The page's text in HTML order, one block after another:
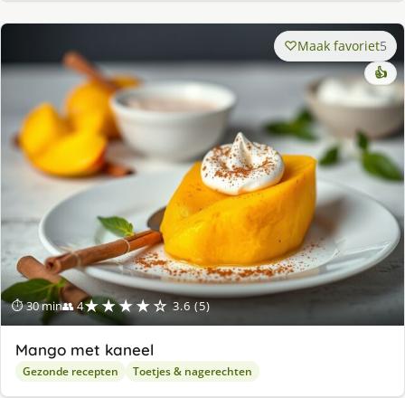
⏱ 30 min👥 4★★★★☆ 3.6 (5)
Maak favoriet5
👍
Mango met kaneel
Gezonde recepten Toetjes & nagerechten